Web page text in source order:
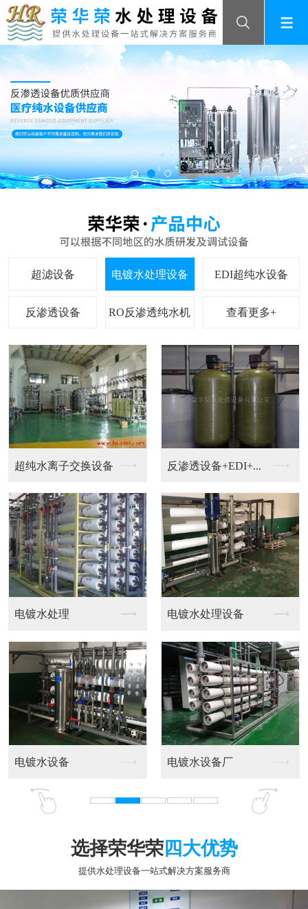
查看更多+
钟表，珠宝，电镀加工... 钟表清洗超纯水设备
EDI设备 超纯水机械设备
选择荣华荣四大优势
提供水处理设备一站式解决方案服务商